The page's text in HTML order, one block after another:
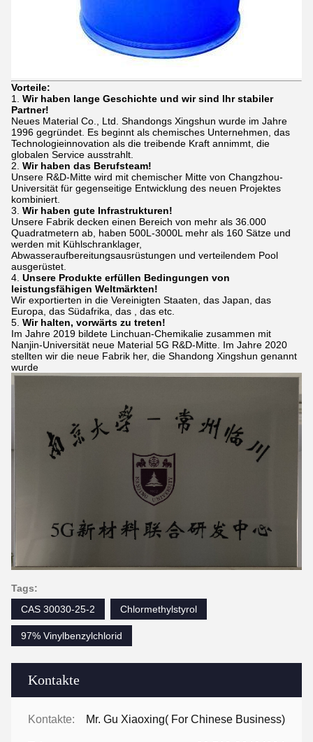
Kontakte
Kontakte: Mr. Gu Xiaoxing( For Chinese Business)
Vorteile:
1. Wir haben lange Geschichte und wir sind Ihr stabiler
Partner!
Neues Material Co., Ltd. Shandongs Xingshun wurde im Jahre
1996 gegründet. Es beginnt als chemisches Unternehmen, das
Technologieinnovation als die treibende Kraft annimmt, die
globalen Service ausstrahlt.
2. Wir haben das Berufsteam!
Unsere R&D-Mitte wird mit chemischer Mitte von Changzhou-
Universität für gegenseitige Entwicklung des neuen Projektes
kombiniert.
3. Wir haben gute Infrastrukturen!
Unsere Fabrik decken einen Bereich von mehr als 36.000
Quadratmetern ab, haben 500L-3000L mehr als 160 Sätze und
werden mit Kühlschranklager,
Abwasseraufbereitungsausrüstungen und verteilendem Pool
ausgerüstet.
4. Unsere Produkte erfüllen Bedingungen von
leistungsfähigen Weltmärkten!
Wir exportierten in die Vereinigten Staaten, das Japan, das
Europa, das Südafrika, das , das etc.
5. Wir halten, vorwärts zu treten!
Im Jahre 2019 bildete Linchuan-Chemikalie zusammen mit
Nanjin-Universität neue Material 5G R&D-Mitte. Im Jahre 2020
stellten wir die neue Fabrik her, die Shandong Xingshun genannt
wurde
Tags:
CAS 30030-25-2
Chlormethylstyrol
97% Vinylbenzylchlorid